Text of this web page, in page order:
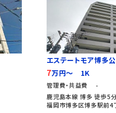
エステートモア博多
7万円～ 1K
管理費・共益費 -
鹿児島本線 博多 徒歩5
福岡市博多区博多駅前4